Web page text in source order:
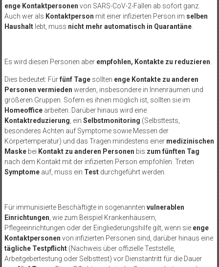
enge Kontaktpersonen von SARS-CoV-2-Fällen ab sofort ganz.
Auch wer als Kontaktperson mit einer infizierten Person im selben
Haushaltlebt, muss nicht mehr automatisch in Quarantäne.
Es wird diesen Personen aber empfohlen, Kontakte zu reduzieren
Dies bedeutet: Fürfünf Tagesollten enge Kontakte zu anderen
Personen vermieden werden, insbesondere in Innenräumen und
größeren Gruppen. Sofern es ihnen möglich ist, sollten sie im
Homeofficearbeiten. Darüber hinaus wird eine
Kontaktreduzierung , ein Selbstmonitoring (Selbsttests,
besonderes Achten auf Symptome sowie Messen der
Körpertemperatur) und das Tragen mindestens einer medizinischen
Maskebei Kontakt zu anderen Personen bis zum fünften Tag
nach dem Kontakt mit der infizierten Person empfohlen. Treten
Symptomeauf, muss ein Testdurchgeführt werden.
Für immunisierte Beschäftigte in sogenannten vulnerablen
Einrichtungen , wie zum Beispiel Krankenhäusern,
Pflegeeinrichtungen oder der Eingliederungshilfe gilt, wenn sie enge
Kontaktpersonen von infizierten Personen sind, darüber hinaus eine
tägliche Testpflicht(Nachweis über offizielle Teststelle,
Arbeitgebertestung oder Selbsttest) vor Dienstantritt für die Dauer